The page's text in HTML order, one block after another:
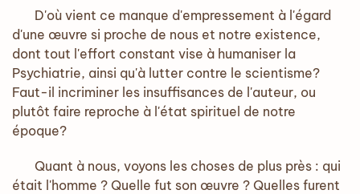
D'où vient ce manque d'empressement à l'égard
d'une œuvre si proche de nous et notre existence,
dont tout l'effort constant vise à humaniser la
Psychiatrie, ainsi qu'à lutter contre le scientisme?
Faut-il incriminer les insuffisances de l'auteur, ou
plutôt faire reproche à l'état spirituel de notre
époque?
Quant à nous, voyons les choses de plus près : qui
était l'homme ? Quelle fut son œuvre ? Quelles furent